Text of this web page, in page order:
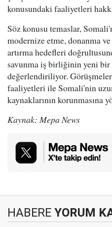
konusundaki faaliyetleri
Söz konusu temaslar,
modernize etme, donanma
artırma hedefleri
savunma iş birliğinin yeni bir
değerlendiriliyor.
faaliyetleri ile Somali'nin
kaynaklarının korunmasına
Kaynak: Mepa News
HABERE YORUM